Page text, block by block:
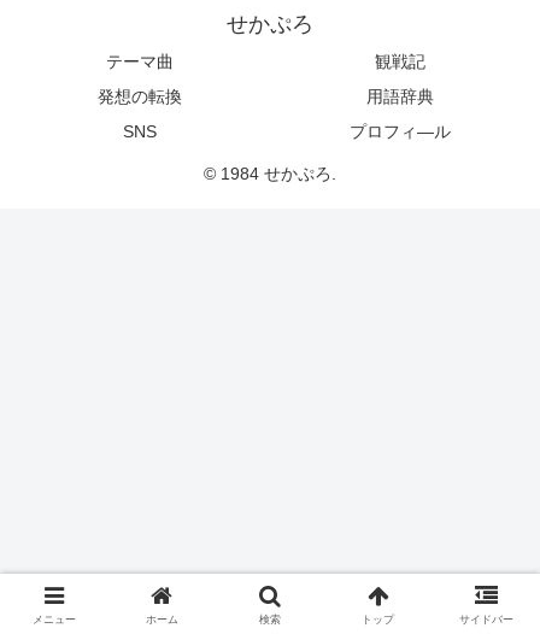
せかぷろ
テーマ曲
観戦記
発想の転換
用語辞典
SNS
プロフィ―ル
© 1984 せかぷろ.
メニュー ホーム 検索 トップ サイドバー